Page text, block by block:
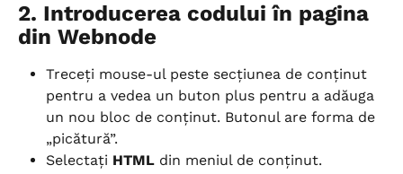
2. Introducerea codului în pagina
din Webnode
Treceți mouse-ul peste secțiunea de conținut
pentru a vedea un buton plus pentru a adăuga
un nou bloc de conținut. Butonul are forma de
„picătură”.
Selectați HTML din meniul de conținut.